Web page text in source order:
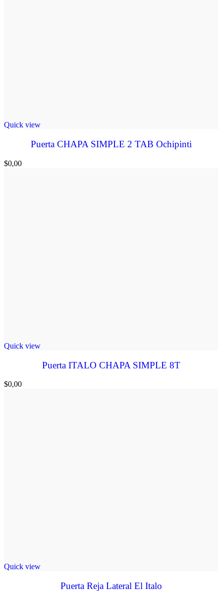
Quick view
Puerta CHAPA SIMPLE 2 TAB Ochipinti
$0,00
Quick view
Puerta ITALO CHAPA SIMPLE 8T
$0,00
Quick view
Puerta Reja Lateral El Italo